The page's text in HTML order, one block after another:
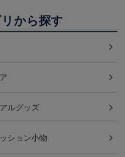
から探す
ルグッズ
ション小物